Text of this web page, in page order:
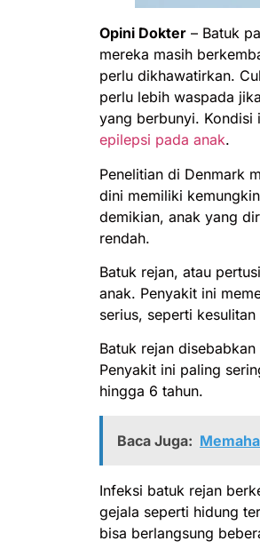
Opini Dokter – Batuk
mereka masih
perlu dikhawatirkan.
perlu lebih waspada
yang berbunyi. Kondisi
epilepsi pada anak.
Penelitian di Denmark
dini memiliki
demikian, anak yang
rendah.
Batuk rejan, atau
anak. Penyakit ini
serius, seperti
Batuk rejan
Penyakit ini paling
hingga 6 tahun.
Baca Juga:
Infeksi batuk rejan
gejala seperti hidung
bisa berlangsung